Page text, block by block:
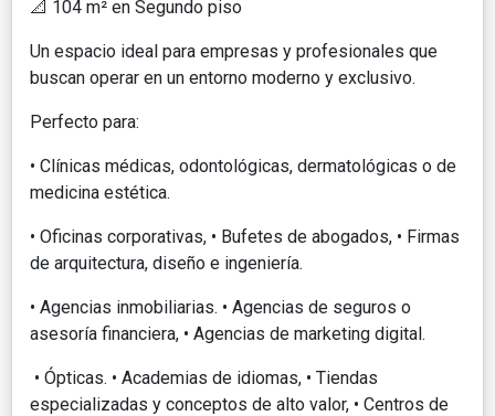
📐 104 m² en Segundo piso
Un espacio ideal para empresas y profesionales que
buscan operar en un entorno moderno y exclusivo.
Perfecto para:
• Clínicas médicas, odontológicas, dermatológicas o de
medicina estética.
• Oficinas corporativas, • Bufetes de abogados, • Firmas
de arquitectura, diseño e ingeniería.
• Agencias inmobiliarias. • Agencias de seguros o
asesoría financiera, • Agencias de marketing digital.
• Ópticas. • Academias de idiomas, • Tiendas
especializadas y conceptos de alto valor, • Centros de